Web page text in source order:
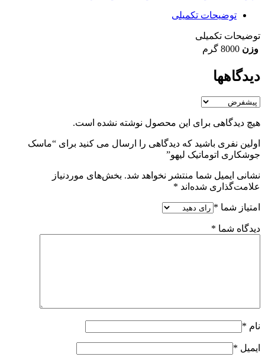
توضیحات تکمیلی
توضیحات تکمیلی
وزن 8000 گرم
دیدگاهها
هیچ دیدگاهی برای این محصول نوشته نشده است.
اولین نفری باشید که دیدگاهی را ارسال می کنید برای “ماسک
جوشکاری اتوماتیک لیهو”
نشانی ایمیل شما منتشر نخواهد شد. بخش‌های موردنیاز
علامت‌گذاری شده‌اند *
امتیاز شما *
دیدگاه شما *
نام *
ایمیل *